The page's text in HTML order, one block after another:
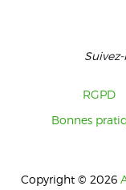
Copyright © 2026
RGPD
Bonnes